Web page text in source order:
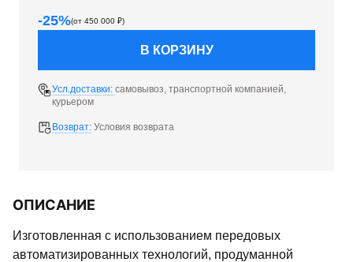
-25%(от 450 000 ₽)
В КОРЗИНУ
Усл.доставки: самовывоз, транспортной компанией,
курьером
Возврат: Условия возврата
ОПИСАНИЕ
Изготовленная с использованием передовых
автоматизированных технологий, продуманной